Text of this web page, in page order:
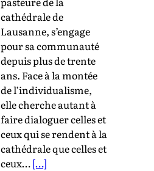
cathédrale de
Lausanne, s’engage
pour sa communauté
depuis plus de trente
ans. Face à la montée
de l’individualisme,
elle cherche autant à
faire dialoguer celles et
ceux qui se rendent à la
cathédrale que celles et
ceux…[…]